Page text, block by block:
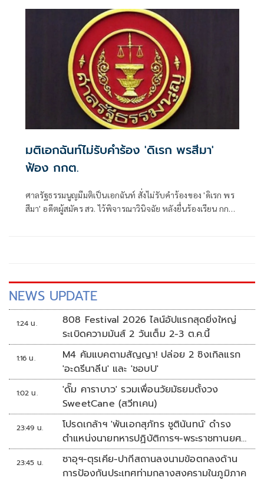
มติเอกฉันท์ไม่รับคำร้อง 'ดิเรก พรสีมา'
ฟ้อง กกต.
ศาลรัฐธรรมนูญมีมติเป็นเอกฉันท์ สั่งไม่รับคำร้องของ 'ดิเรก พร
สีมา' อดีตผู้สมัคร สว. ไว้พิจารณาวินิจฉัย หลังยื่นร้องเรียน กกต.
NEWS UPDATE
1:24 น.
808 Festival 2026 ไลน์อัปแรกสุดยิ่งใหญ่
ระเบิดความมันส์ 2 วันเต็ม 2-3 ต.ค.นี้
1:16 น.
M4 คัมแบคตามสัญญา! ปล่อย 2 ซิงเกิลแรก
'อะดรีนาลีน' และ 'ชอบU'
1:02 น.
'ดั๊ม คาราบาว' รวมเพื่อนวัยมัธยมตั้งวง
SweetCane (สวีทเคน)
23:49 น.
โปรดเกล้าฯ 'พันเอกสุภัทร ชูตินันทน์' ดำรง
ตำแหน่งนายทหารปฏิบัติการฯ-พระราชทานยศ
'พลตรี'
23:45 น.
ซาอุฯ-ตุรเคีย-ปากีสถานลงนามข้อตกลงด้าน
การป้องกันประเทศท่ามกลางสงครามในภูมิภาค